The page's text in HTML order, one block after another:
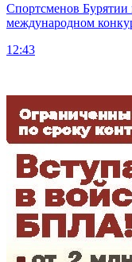
Спортсменов
международном
12:43